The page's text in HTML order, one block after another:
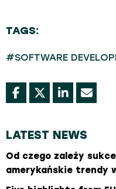
TAGS:
#SOFTWARE
LATEST NEWS
Od czego zależy
amerykańskie trendy